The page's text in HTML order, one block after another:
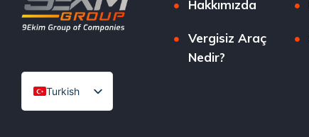
Turkish
English
Hakkımızda
Vergisiz Araç
Nedir?